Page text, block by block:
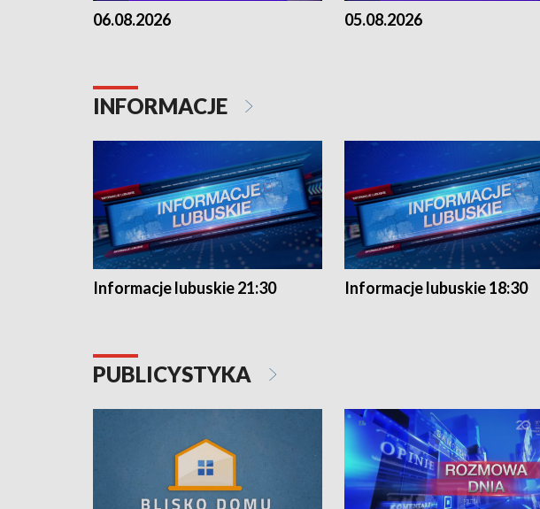
06.08.2026 05.08.2026
INFORMACJE
Informacje lubuskie 21:30 Informacje lubuskie 18:30
PUBLICYSTYKA